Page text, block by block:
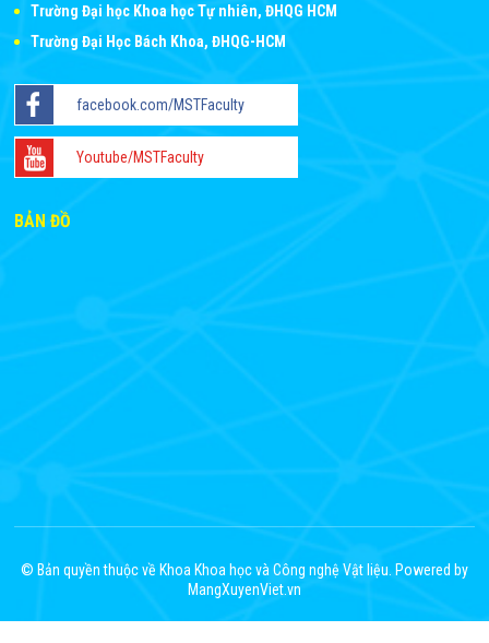
Trường Đại học Khoa học Tự nhiên, ĐHQG HCM
Trường Đại Học Bách Khoa, ĐHQG-HCM
facebook.com/MSTFaculty
Youtube/MSTFaculty
BẢN ĐỒ
© Bản quyền thuộc về Khoa Khoa học và Công nghệ Vật liệu. Powered by
MangXuyenViet.vn